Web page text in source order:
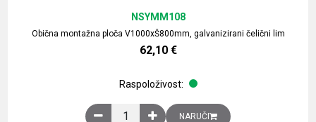
Obična montažna ploča V1000xŠ800mm, galvanizirani čelični lim
NSYMM108
62,10 €
Raspoloživost:
Obična montažna ploča V1000xŠ800mm,
NARUČI